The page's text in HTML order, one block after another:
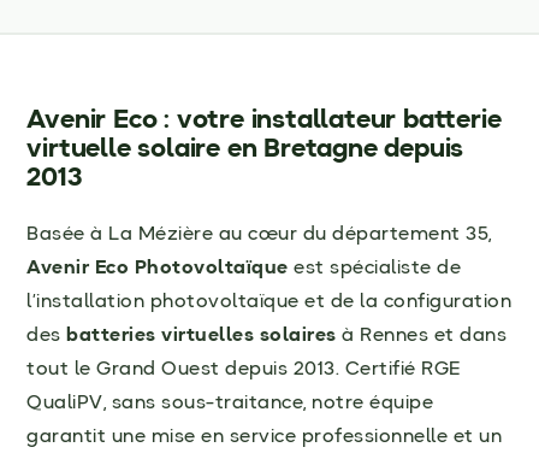
Avenir Eco : votre installateur batterie
virtuelle solaire en Bretagne depuis
2013
Basée à La Mézière au cœur du département 35,
Avenir Eco Photovoltaïque est spécialiste de
l’installation photovoltaïque et de la configuration
des batteries virtuelles solaires à Rennes et dans
tout le Grand Ouest depuis 2013. Certifié RGE
QualiPV, sans sous-traitance, notre équipe
garantit une mise en service professionnelle et un